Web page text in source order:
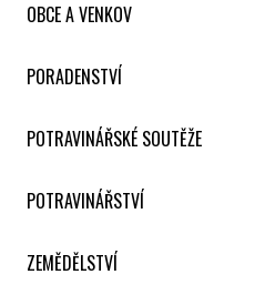
OBCE A VENKOV
PORADENSTVÍ
POTRAVINÁŘSKÉ SOUTĚŽE
POTRAVINÁŘSTVÍ
ZEMĚDĚLSTVÍ